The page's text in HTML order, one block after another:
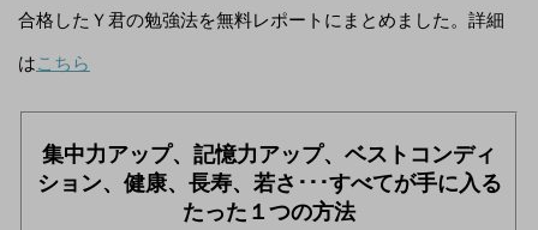
合格したＹ君の勉強法を無料レポートにまとめました。詳細
はこちら
集中力アップ、記憶力アップ、ベストコンディ
ション、健康、長寿、若さ･･･すべてが手に入る
たった１つの方法